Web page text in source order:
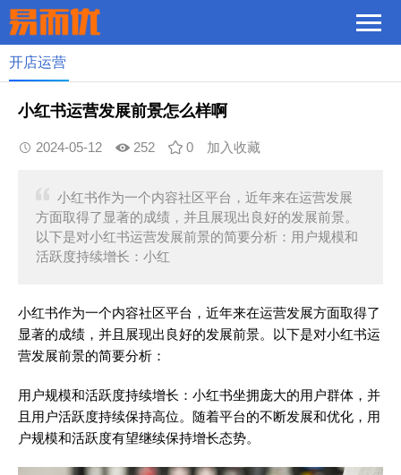
开店运营
小红书运营发展前景怎么样啊
2024-05-12 252 0 加入收藏
小红书作为一个内容社区平台，近年来在运营发展
方面取得了显著的成绩，并且展现出良好的发展前景。
以下是对小红书运营发展前景的简要分析：用户规模和
活跃度持续增长：小红
小红书作为一个内容社区平台，近年来在运营发展方面取得了
显著的成绩，并且展现出良好的发展前景。以下是对小红书运
营发展前景的简要分析：
用户规模和活跃度持续增长：小红书坐拥庞大的用户群体，并
且用户活跃度持续保持高位。随着平台的不断发展和优化，用
户规模和活跃度有望继续保持增长态势。